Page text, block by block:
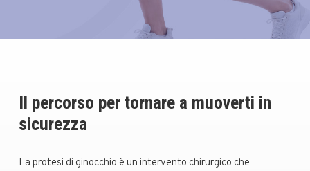
Il percorso per tornare a muoverti in
sicurezza
La protesi di ginocchio è un intervento chirurgico che